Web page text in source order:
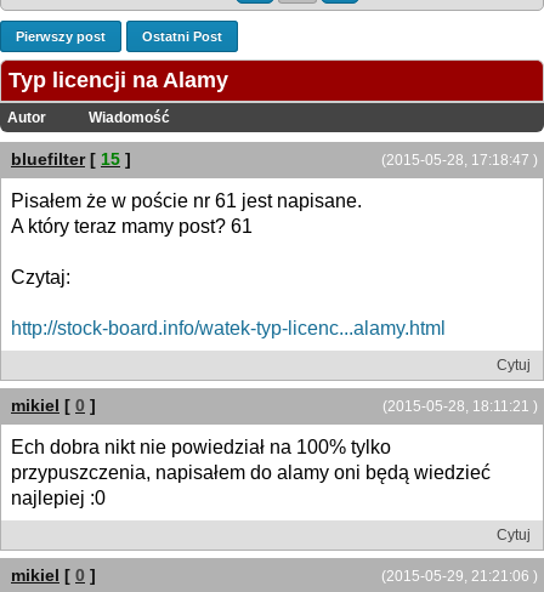
Pierwszy post Ostatni Post
Typ licencji na Alamy
Autor Wiadomość
(2015-05-28, 17:18:47 )
bluefilter[ 15 ]
Pisałem że w poście nr 61 jest napisane.
A który teraz mamy post? 61
Czytaj:
http://stock-board.info/watek-typ-licenc...alamy.html
Cytuj
(2015-05-28, 18:11:21 )
mikiel [ 0 ]
Ech dobra nikt nie powiedział na 100% tylko
przypuszczenia, napisałem do alamy oni będą wiedzieć
najlepiej :0
Cytuj
(2015-05-29, 21:21:06 )
mikiel [ 0 ]